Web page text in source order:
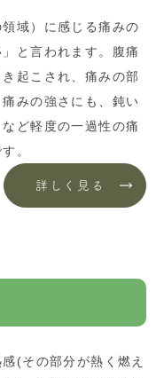
域）に感じる痛みの
と言われます。腹痛
起こされ、痛みの部
みの強さにも、鈍い
ど軽度の一過性の痛
。
詳しく見る
(その部分が熱く燃え